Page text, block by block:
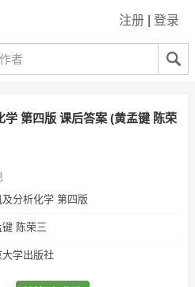
注册 登录
学 第四版 课后答案 (黄孟键 陈荣
及分析化学 第四版
键 陈荣三
大学出版社